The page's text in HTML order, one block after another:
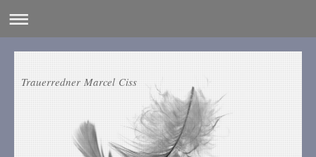
Trauerredner Marcel Ciss